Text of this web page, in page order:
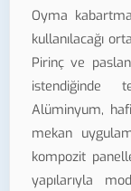
Oyma
kullanılacağı
Pirinç ve
istendiğinde
Alüminyum,
mekan
kompozit
yapılarıyla